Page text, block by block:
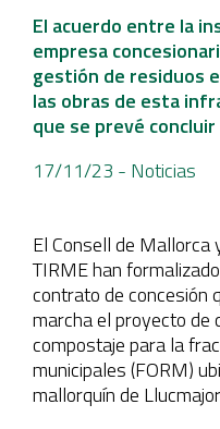
El acuerdo entre la
empresa
gestión de residuos
las obras de esta
que se prevé
17/11/23 - Noticias
El Consell de Mallorca
TIRME han
contrato de concesión
marcha el proyecto de
compostaje para la
municipales (FORM)
mallorquín de